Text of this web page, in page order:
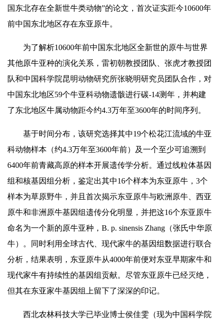
国东北存在全新世牛类动物”的论文，首次证实距今10600年
前中国东北地区存在东亚原牛。
为了解析10600年前中国东北地区全新世的原牛与世界
其他原牛亚种的演化关系，雷初朝教授团队、张虎才教授团
队和中国科学院昆明动物研究所张晓明研究员团队合作，对
中国东北地区59个牛亚科动物遗骸进行碳-14测年 ，并构建
了东北地区牛属动物距今约4.3万年至3600年的时间序列。
基于时间分布，该研究选择其中19个松花江流域的牛亚
科动物样本（约4.3万年至3600年前）及一个至少可追溯到
6400年前青藏高原的样本开展遗传学分析。通过线粒体基因
组和核基因组分析，鉴定出其中16个样本为东亚原牛，3个
样本为草原野牛，并且首次揭示东亚原牛与欧洲原牛、西亚
原牛和非洲原牛基因组遗传分化明显，并把这16个东亚原牛
命名为一个新的原牛亚种，B. p. sinensis Zhang（张氏中华原
牛）。同时利用全球古代、现代家牛的基因组数据进行联合
分析，结果表明，东亚原牛从4000年前便对东亚早期家牛和
现代家牛有持续性的基因组贡献。尽管东亚原牛已经灭绝，
但其在东亚家牛基因组上留下了深深的印记。
西北农林科技大学已毕业博士侯佳雯（现为中国科学院